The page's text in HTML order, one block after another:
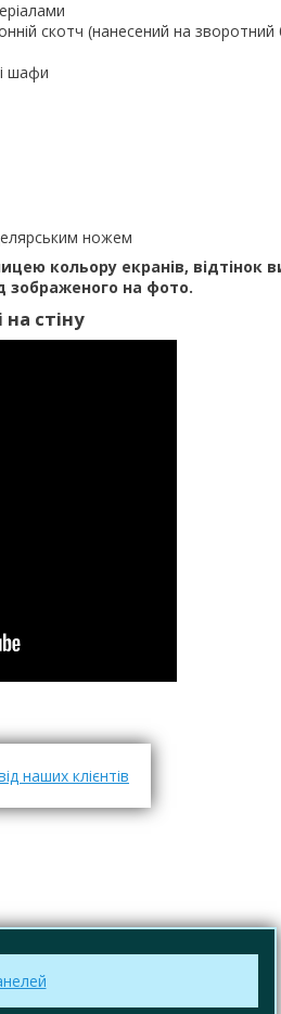
скотч (нанесений на зворотний
шафи
ножем
кольору екранів, відтінок
зображеного на фото.
на стіну
наших клієнтів